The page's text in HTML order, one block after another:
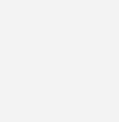
jedes Jahr 66.000 Tonnen
Wohnungen
wird Johnson Controls vier
Leistung von je 15
die Detailplanung. Nach der